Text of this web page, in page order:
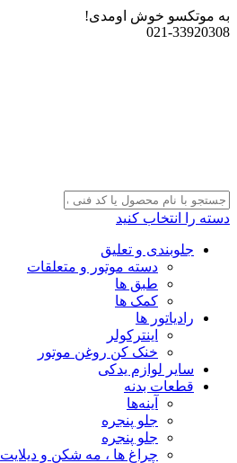
به موتکسو خوش اومدی!
021-33920308
دسته را انتخاب کنید
جلوبندی و تعلیق
دسته موتور و متعلقات
طبق ها
کمک ها
رادیاتور ها
اینترکولر
خنک کن روغن موتور
سایر لوازم یدکی
قطعات بدنه
آینه‌ها
جلو پنجره
جلو پنجره
چراغ‌ ها ، مه‌ شکن و دیلایت